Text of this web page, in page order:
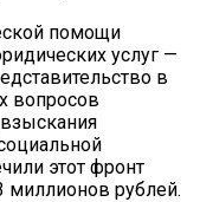
помощи
услуг —
в
вопросов
этот фронт
миллионов рублей.